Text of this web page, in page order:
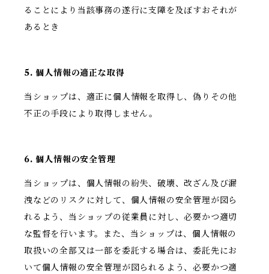
ることにより当該事務の遂行に支障を及ぼすおそれが
あるとき
5. 個人情報の適正な取得
当ショップは、適正に個人情報を取得し、偽りその他
不正の手段により取得しません。
6. 個人情報の安全管理
当ショップは、個人情報の紛失、破壊、改ざん及び漏
洩などのリスクに対して、個人情報の安全管理が図ら
れるよう、当ショップの従業員に対し、必要かつ適切
な監督を行います。また、当ショップは、個人情報の
取扱いの全部又は一部を委託する場合は、委託先にお
いて個人情報の安全管理が図られるよう、必要かつ適